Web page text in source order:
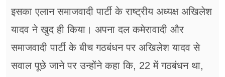
जॉब्स
शिक्षा
इसका एलान समाजवादी पार्टी के राष्ट्रीय अध्यक्ष अखिलेश
यादव ने खुद ही किया। अपना दल कमेरावादी और
समाजवादी पार्टी के बीच गठबंधन पर अखिलेश यादव से
सवाल पूछे जाने पर उन्होंने कहा कि, 22 में गठबंधन था,